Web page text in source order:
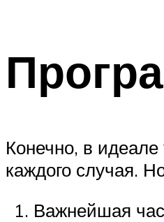
Конечно, в
каждого случая.
Важнейшая